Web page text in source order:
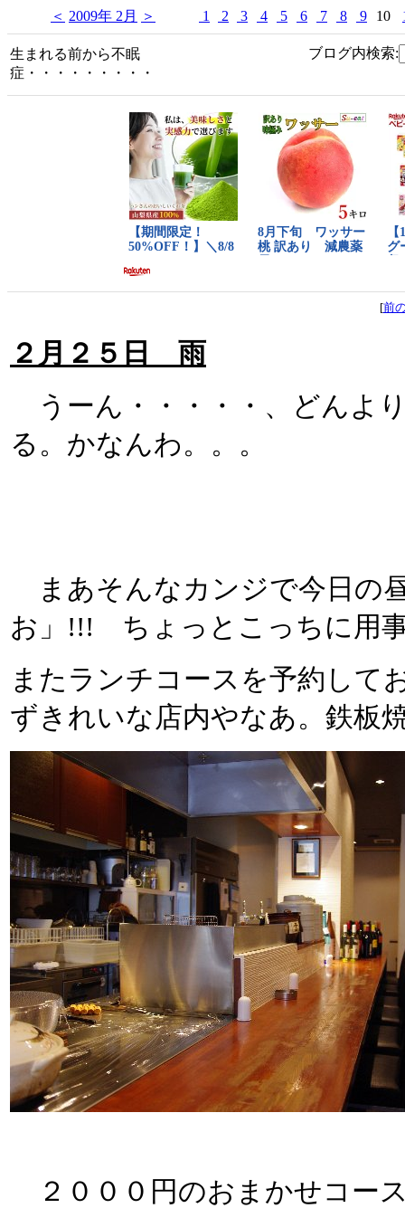
＜ 2009年 2月 ＞ 1 2 3 4 5 6 7 8 9 10
生まれる前から不眠
症・・・・・・・・・
ブログ内検索:
[前
２月２５日 雨
うーん・・・・・、どんよ
る。かなんわ。。。
まあそんなカンジで今日の
お」!!! ちょっとこっちに用
またランチコースを予約して
ずきれいな店内やなあ。鉄板
２０００円のおまかせコー